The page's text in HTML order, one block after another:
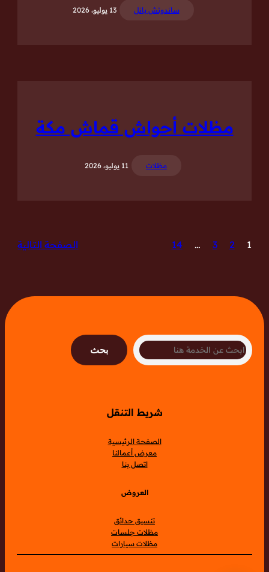
ساندوتش بانل 13 يوليو، 2026
مظلات أحواش قماش مكة
مظلات 11 يوليو، 2026
1
2
3
…
14 الصفحة التالية
Search
بحث
شريط التنقل
الصفحة الرئيسية
معرض أعمالنا
اتصل بنا
العروض
تنسيق حدائق
مظلات جلسات
مظلات سيارات